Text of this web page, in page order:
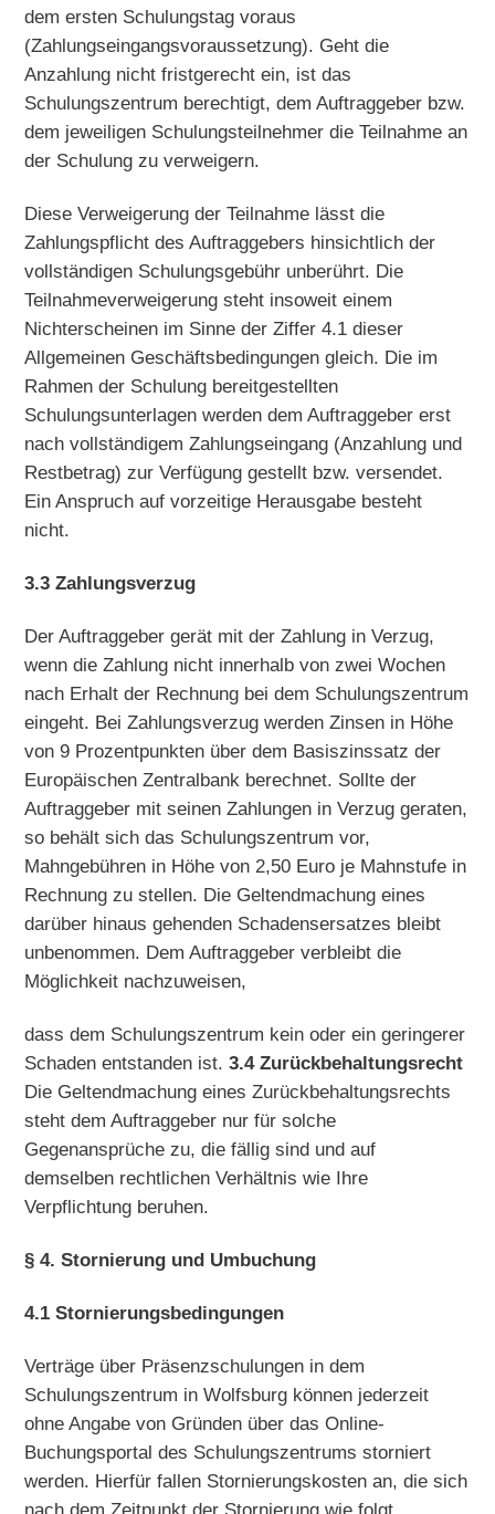
dem ersten Schulungstag voraus
(Zahlungseingangsvoraussetzung). Geht die
Anzahlung nicht fristgerecht ein, ist das
Schulungszentrum berechtigt, dem Auftraggeber bzw.
dem jeweiligen Schulungsteilnehmer die Teilnahme an
der Schulung zu verweigern.
Diese Verweigerung der Teilnahme lässt die
Zahlungspflicht des Auftraggebers hinsichtlich der
vollständigen Schulungsgebühr unberührt. Die
Teilnahmeverweigerung steht insoweit einem
Nichterscheinen im Sinne der Ziffer 4.1 dieser
Allgemeinen Geschäftsbedingungen gleich. Die im
Rahmen der Schulung bereitgestellten
Schulungsunterlagen werden dem Auftraggeber erst
nach vollständigem Zahlungseingang (Anzahlung und
Restbetrag) zur Verfügung gestellt bzw. versendet.
Ein Anspruch auf vorzeitige Herausgabe besteht
nicht.
3.3 Zahlungsverzug
Der Auftraggeber gerät mit der Zahlung in Verzug,
wenn die Zahlung nicht innerhalb von zwei Wochen
nach Erhalt der Rechnung bei dem Schulungszentrum
eingeht. Bei Zahlungsverzug werden Zinsen in Höhe
von 9 Prozentpunkten über dem Basiszinssatz der
Europäischen Zentralbank berechnet. Sollte der
Auftraggeber mit seinen Zahlungen in Verzug geraten,
so behält sich das Schulungszentrum vor,
Mahngebühren in Höhe von 2,50 Euro je Mahnstufe in
Rechnung zu stellen. Die Geltendmachung eines
darüber hinaus gehenden Schadensersatzes bleibt
unbenommen. Dem Auftraggeber verbleibt die
Möglichkeit nachzuweisen,
dass dem Schulungszentrum kein oder ein geringerer
Schaden entstanden ist.3.4 Zurückbehaltungsrecht
Die Geltendmachung eines Zurückbehaltungsrechts
steht dem Auftraggeber nur für solche
Gegenansprüche zu, die fällig sind und auf
demselben rechtlichen Verhältnis wie Ihre
Verpflichtung beruhen.
§ 4. Stornierung und Umbuchung
4.1 Stornierungsbedingungen
Verträge über Präsenzschulungen in dem
Schulungszentrum in Wolfsburg können jederzeit
ohne Angabe von Gründen über das Online-
Buchungsportal des Schulungszentrums storniert
werden. Hierfür fallen Stornierungskosten an, die sich